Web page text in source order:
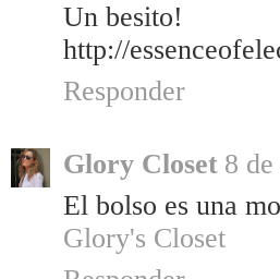
Un besito!
http://
Responder
Glory Closet 8
El bolso es una
Glory's Closet